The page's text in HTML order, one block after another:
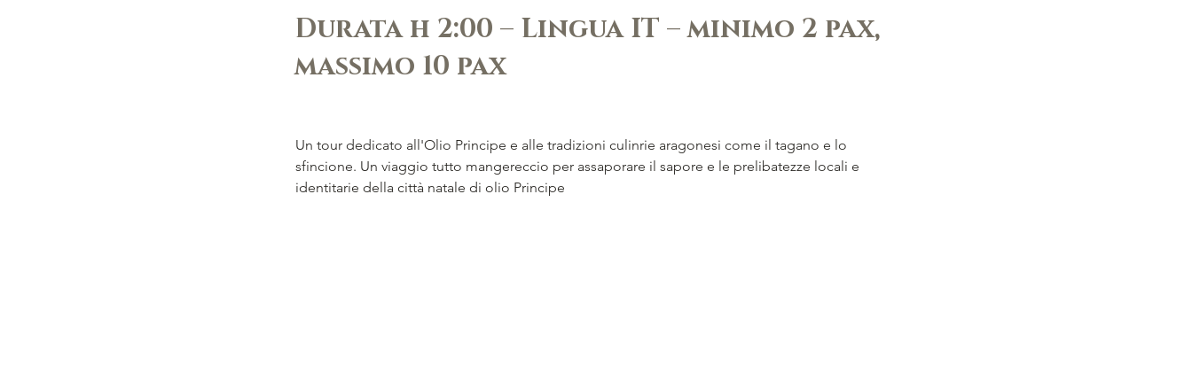
Durata h 2:00 – Lingua IT – minimo 2 pax,
massimo 10 pax
Un tour dedicato all'Olio Principe e alle tradizioni culinrie aragonesi come il tagano e lo
sfincione. Un viaggio tutto mangereccio per assaporare il sapore e le prelibatezze locali e
identitarie della città natale di olio Principe